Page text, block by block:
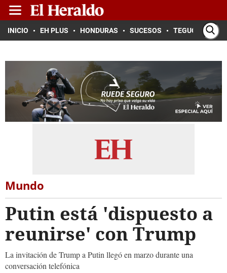
INICIO EH PLUS HONDURAS SUCESOS TEGUCIGALPA
Mundo
Putin está 'dispuesto a
reunirse' con Trump
La invitación de Trump a Putin llegó en marzo durante una
conversación telefónica